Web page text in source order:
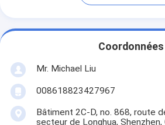
Coordonnées
Mr. Michael Liu
008618823427967
Bâtiment 2C-D, no. 868, route
secteur de Longhua, Shenzhen,